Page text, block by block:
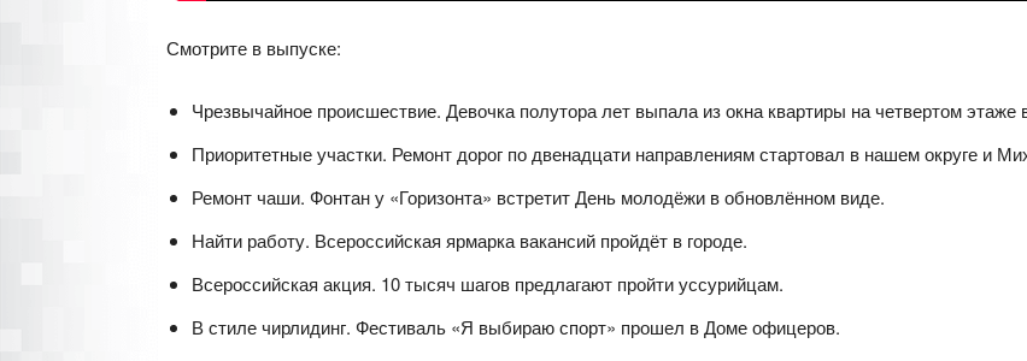
Смотрите в выпуске:
Чрезвычайное происшествие. Девочка полутора лет выпала из окна квартиры на четвертом этаже
Приоритетные участки. Ремонт дорог по двенадцати направлениям стартовал в нашем округе и
Ремонт чаши. Фонтан у «Горизонта» встретит День молодёжи в обновлённом виде.
Найти работу. Всероссийская ярмарка вакансий пройдёт в городе.
Всероссийская акция. 10 тысяч шагов предлагают пройти уссурийцам.
В стиле чирлидинг. Фестиваль «Я выбираю спорт» прошел в Доме офицеров.